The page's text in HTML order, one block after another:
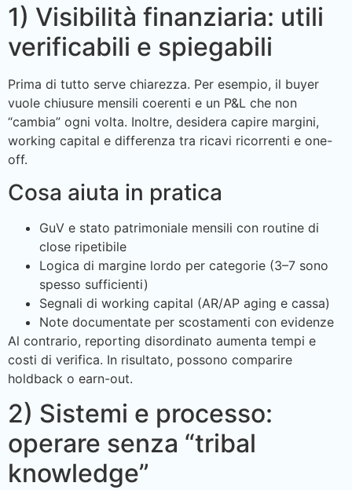
1) Visibilità finanziaria: utili
verificabili e spiegabili
Prima di tutto serve chiarezza. Per esempio, il buyer
vuole chiusure mensili coerenti e un P&L che non
“cambia” ogni volta. Inoltre, desidera capire margini,
working capital e differenza tra ricavi ricorrenti e one-
off.
Cosa aiuta in pratica
GuV e stato patrimoniale mensili con routine di
close ripetibile
Logica di margine lordo per categorie (3–7 sono
spesso sufficienti)
Segnali di working capital (AR/AP aging e cassa)
Note documentate per scostamenti con evidenze
Al contrario, reporting disordinato aumenta tempi e
costi di verifica. In risultato, possono comparire
holdback o earn-out.
2) Sistemi e processo:
operare senza “tribal
knowledge”